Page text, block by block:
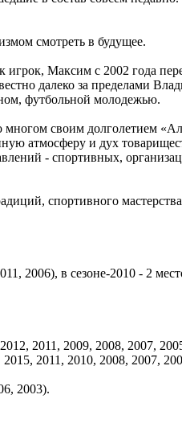
смотреть в будущее.
Максим с 2002 года
далеко за пределами
футбольной молодежью.
своим долголетием
атмосферу и дух
- спортивных,
спортивного
2006), в сезоне-2010 - 2
2011, 2009, 2008, 2007,
2011, 2010, 2008, 2007,
2003).